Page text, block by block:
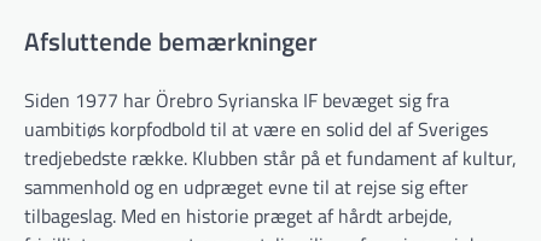
Afsluttende bemærkninger
Siden 1977 har Örebro Syrianska IF bevæget sig fra
uambitiøs korpfodbold til at være en solid del af Sveriges
tredje­bedste række. Klubben står på et fundament af kultur,
sammenhold og en udpræget evne til at rejse sig efter
tilbageslag. Med en historie præget af hårdt arbejde,